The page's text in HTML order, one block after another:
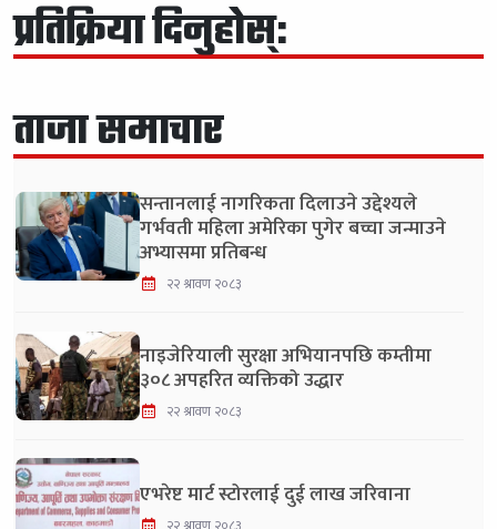
प्रतिक्रिया दिनुहोस्:
ताजा समाचार
सन्तानलाई नागरिकता दिलाउने उद्देश्यले
गर्भवती महिला अमेरिका पुगेर बच्चा जन्माउने
अभ्यासमा प्रतिबन्ध
२२ श्रावण २०८३
नाइजेरियाली सुरक्षा अभियानपछि कम्तीमा
३०८ अपहरित व्यक्तिको उद्धार
२२ श्रावण २०८३
एभरेष्ट मार्ट स्टोरलाई दुई लाख जरिवाना